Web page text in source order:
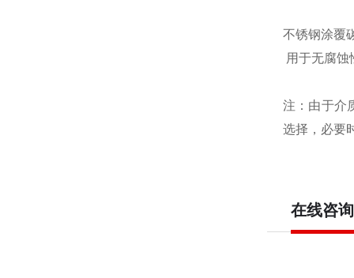
不锈钢涂覆
用于无腐蚀
注：由于介
选择，必要
在线咨询